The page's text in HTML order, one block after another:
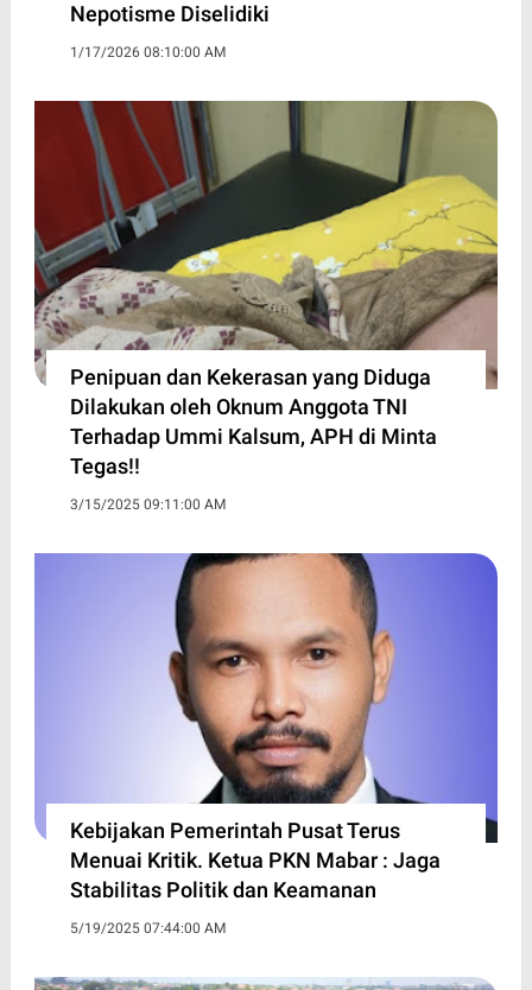
Nepotisme Diselidiki
1/17/2026 08:10:00 AM
Penipuan dan Kekerasan yang Diduga
Dilakukan oleh Oknum Anggota TNI
Terhadap Ummi Kalsum, APH di Minta
Tegas!!
3/15/2025 09:11:00 AM
Kebijakan Pemerintah Pusat Terus
Menuai Kritik. Ketua PKN Mabar : Jaga
Stabilitas Politik dan Keamanan
5/19/2025 07:44:00 AM